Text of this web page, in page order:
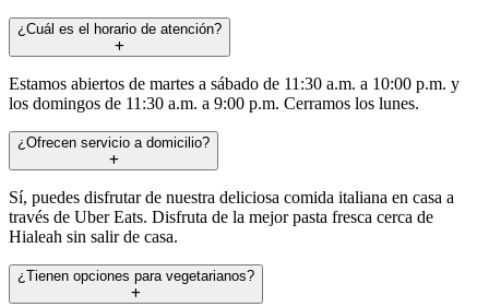
¿Cuál es el horario de atención?
Estamos abiertos de martes a sábado de 11:30 a.m. a 10:00 p.m. y
los domingos de 11:30 a.m. a 9:00 p.m. Cerramos los lunes.
¿Ofrecen servicio a domicilio?
Sí, puedes disfrutar de nuestra deliciosa comida italiana en casa a
través de Uber Eats. Disfruta de la mejor pasta fresca cerca de
Hialeah sin salir de casa.
¿Tienen opciones para vegetarianos?